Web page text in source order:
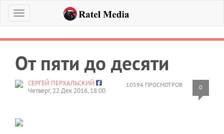
Меню
От пяти до десяти
10594 ПРОСМОТРОВ 0
СЕРГЕЙ ПЕРХАЛЬСКИЙ
Четверг, 22 Дек 2016, 18:00